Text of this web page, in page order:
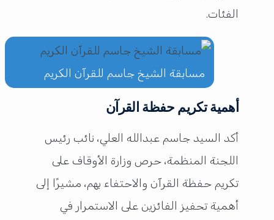
الفئات.
مسابقة الشيخ جاسم للقرآن الكريم
أهمية تكريم حفظة القرآن
أكد السيد جاسم عبدالله العلي، نائب رئيس
اللجنة المنظمة، حرص وزارة الأوقاف على
تكريم حفظة القرآن والاحتفاء بهم، مشيرًا إلى
أهمية تحفيز الفائزين على الاستمرار في